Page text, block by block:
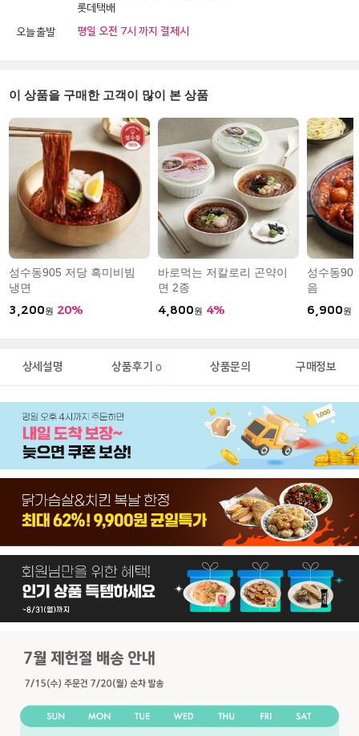
롯데택배
오늘출발 평일 오전 7시 까지 결제시
이 상품을 구매한 고객이 많이 본 상품
성수동905 저당 흑미비빔
냉면
3,200원 20%
바로먹는 저칼로리 곤약이
면 2종
4,800원 4%
성수동
음
6,900원
상세설명 상품후기 0 상품문의 구매정보